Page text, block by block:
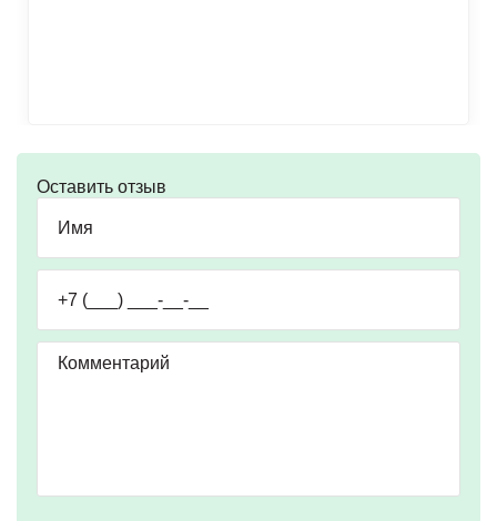
Оставить отзыв